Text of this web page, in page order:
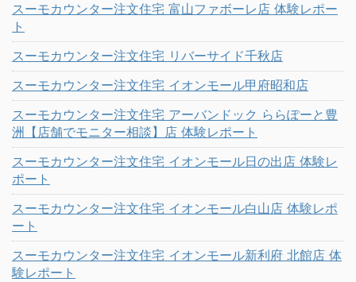
スーモカウンター注文住宅 富山ファボーレ店 体験レポー
ト
スーモカウンター注文住宅 リバーサイド千秋店
スーモカウンター注文住宅 イオンモール甲府昭和店
スーモカウンター注文住宅 アーバンドック ららぽーと豊
洲【店舗でモニター相談】店 体験レポート
スーモカウンター注文住宅 イオンモール日の出店 体験レ
ポート
スーモカウンター注文住宅 イオンモール白山店 体験レポ
ート
スーモカウンター注文住宅 イオンモール新利府 北館店 体
験レポート